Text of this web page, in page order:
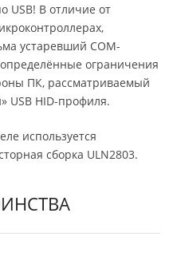
USB! В отличие от
устаревший COM-
ограничения
ПК, рассматриваемый
USB HID-профиля.
используется
сборка ULN2803.